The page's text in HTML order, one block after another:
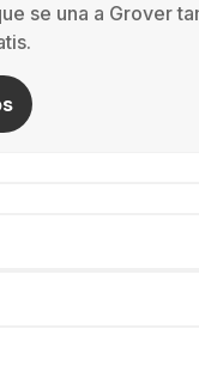
se una a Grover